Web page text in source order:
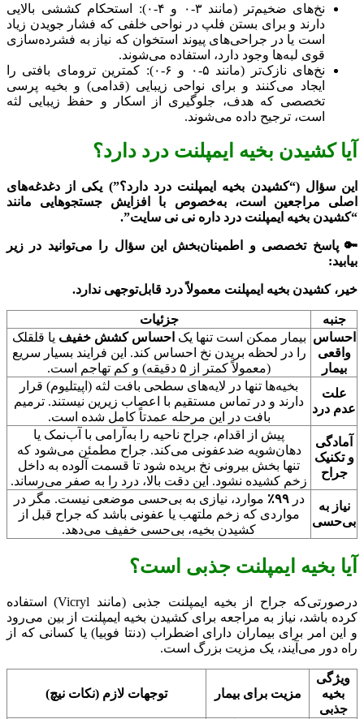
نخ‌های ضخیم‌تر (مانند ۳-۰ و ۴-۰): استحکام کششی بالایی
دارند و برای بستن فلپ در نواحی خلفی که فشار جویدن زیاد
است یا در جراحی‌های پیوند استخوان که نیاز به فشرده‌سازی
قوی لبه‌ها وجود دارد، استفاده می‌شوند.
نخ‌های نازک‌تر (مانند ۵-۰ و ۶-۰): کمترین ترومای بافتی را
ایجاد می‌کنند و برای نواحی زیبایی (قدامی) و بخیه پرسی
تخصصی که هدف، جلوگیری از اسکار و حفظ زیبایی لثه
است، ترجیح داده می‌شوند.
آیا کشیدن بخیه ایمپلنت درد دارد؟
این سؤال (“کشیدن بخیه ایمپلنت درد دارد؟”) یکی از دغدغه‌های
اصلی مراجعین است، به‌خصوص با افزایش جستجوهایی مانند
“کشیدن بخیه ایمپلنت درد داره نی نی سایت”.
🔑 پاسخ تخصصی و اطمینان‌بخش این سؤال را می‌توانید در زیر
بیابید:
خیر، کشیدن بخیه ایمپلنت معمولاً درد قابل‌توجهی ندارد.
جنبه
جزئیات
احساس
واقعی
بیمار
بیمار ممکن است تنها یک احساس کشش خفیف یا قلقلک
را در لحظه بریدن نخ احساس کند. این فرایند بسیار سریع
(معمولاً کمتر از ۵ دقیقه) و کم تهاجم است.
علت
عدم درد
بخیه‌ها تنها در لایه‌های سطحی بافت لثه (اپیتلیوم) قرار
دارند و در تماس مستقیم با اعصاب زیرین نیستند. ترمیم
بافت در این مرحله عمدتاً کامل شده است.
آمادگی
و تکنیک
جراح
پیش از اقدام، جراح ناحیه را به‌آرامی با آب‌نمک یا
دهان‌شویه ضدعفونی می‌کند. جراح مطمئن می‌شود که
تنها بخش بیرونی نخ بریده شود تا قسمت آلوده به داخل
زخم کشیده نشود. این دقت بالا، درد را به صفر می‌رساند.
نیاز به
بی‌حسی
در۹۹٪
موارد، نیازی به بی‌حسی موضعی نیست. مگر در
مواردی که زخم ملتهب یا عفونی باشد که جراح قبل از
کشیدن بخیه، بی‌حسی خفیف می‌دهد.
آیا بخیه ایمپلنت جذبی است؟
درصورتی‌که جراح از بخیه ایمپلنت جذبی (مانند Vicryl) استفاده
کرده باشد، نیاز به مراجعه برای کشیدن بخیه ایمپلنت از بین می‌رود
و این امر برای بیماران دارای اضطراب (دنتا فوبیا) یا کسانی که از
راه دور می‌آیند، یک مزیت بزرگ است.
ویژگی
بخیه
جذبی
مزیت برای بیمار توجهات لازم (نکات نیچ)